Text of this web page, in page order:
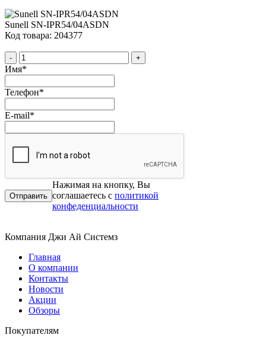
Sunell SN-IPR54/04ASDN
Код товара: 204377
- +
Имя*
Телефон*
E-mail*
Нажимая на кнопку, Вы
соглашаетесь с политикой
конфеденциальности
Компания Джи Ай Системз
Главная
О компании
Контакты
Новости
Акции
Обзоры
Покупателям